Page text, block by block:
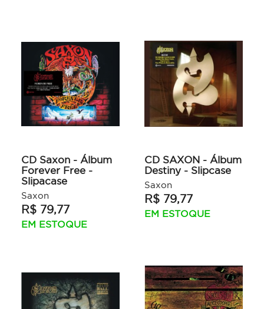
CD Saxon - Álbum
Forever Free -
Slipacase
Saxon
R$ 79,77
EM ESTOQUE
CD SAXON - Álbum
Destiny - Slipcase
Saxon
R$ 79,77
EM ESTOQUE